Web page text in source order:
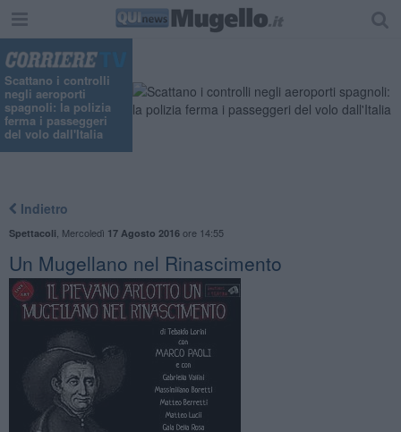
Scattano i controlli
negli aeroporti
spagnoli: la polizia
ferma i passeggeri
del volo dall'Italia
Indietro
Spettacoli Mercoledì 17 Agosto 2016ore 14:55
Un Mugellano nel Rinascimento